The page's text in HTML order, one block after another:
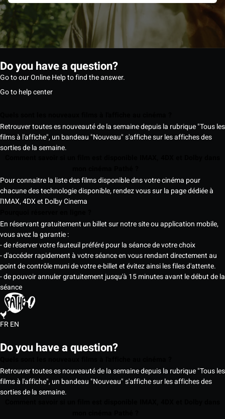
Do you have a question?
Go to our Online Help to find the answer.
Go to help center
Retrouver toutes es nouveauté de la semaine depuis la rubrique "Tous les
films à l'affiche", un bandeau "Nouveau" s'affiche sur les affiches des
sorties de la semaine.
Pour connaitre la liste des films disponible dns votre cinéma pour
chacune des technologie disponible, rendez vous sur la page dédiée à
l'IMAX, 4DX et Dolby Cinema
En réservant gratuitement un billet sur notre site ou application mobile,
vous avez la garantie :
- de réserver votre fauteuil préféré pour la séance de votre choix
- d'accéder rapidement à votre séance en vous rendant directement au
point de contrôle muni de votre e-billet et évitez ainsi les files d'attente.
- de pouvoir annuler gratuitement jusqu'à 15 minutes avant le début de la
séance
FREN
Do you have a question?
Retrouver toutes es nouveauté de la semaine depuis la rubrique "Tous les
films à l'affiche", un bandeau "Nouveau" s'affiche sur les affiches des
sorties de la semaine.